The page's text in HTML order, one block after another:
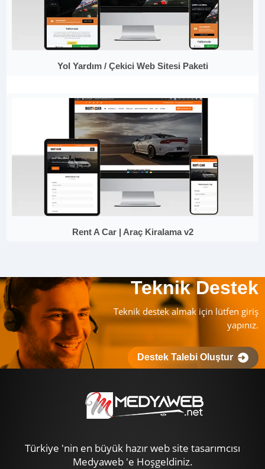
Yol Yardım / Çekici Web Sitesi Paketi
Rent A Car | Araç Kiralama v2
Teknik Destek
Teknik destek almak için lütfen giriş
yapınız.
Destek Talebi Oluştur
Türkiye 'nin en büyük hazır web site tasarımcısı
Medyaweb 'e Hoşgeldiniz.